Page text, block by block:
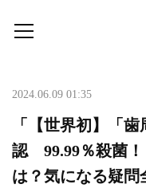
2024.06.09 01:35
「【世界初】「
認 99.99％殺菌！
は？気になる疑問